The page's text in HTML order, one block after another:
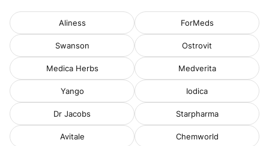
Aliness ForMeds
Swanson Ostrovit
Medica Herbs Medverita
Yango Iodica
Dr Jacobs Starpharma
Avitale Chemworld